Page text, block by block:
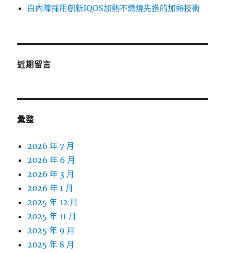
白內障採用創新IQOS加熱不燃燒先進的加熱技術
近期留言
彙整
2026 年 7 月
2026 年 6 月
2026 年 3 月
2026 年 1 月
2025 年 12 月
2025 年 11 月
2025 年 9 月
2025 年 8 月